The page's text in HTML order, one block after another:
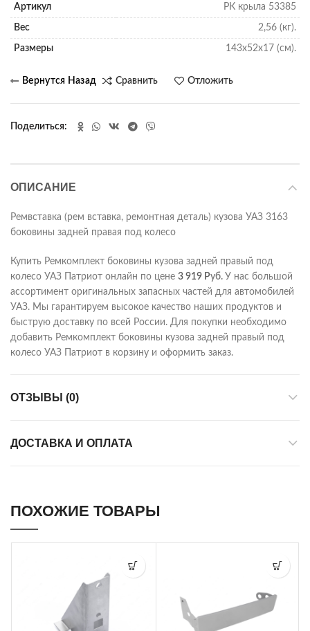
Артикул РК крыла 53385
Вес 2,56 (кг).
Размеры 143х52х17 (см).
Сравнить Отложить
Поделиться
ОПИСАНИЕ
Ремвставка (рем вставка, ремонтная деталь) кузова УАЗ 3163
боковины задней правая под колесо
Купить Ремкомплект боковины кузова задней правый под
колесо УАЗ Патриот онлайн по цене 3 919 Руб. У нас большой
ассортимент оригинальных запасных частей для автомобилей
УАЗ. Мы гарантируем высокое качество наших продуктов и
быструю доставку по всей России. Для покупки необходимо
добавить Ремкомплект боковины кузова задней правый под
колесо УАЗ Патриот в корзину и оформить заказ.
ОТЗЫВЫ (0)
ДОСТАВКА И ОПЛАТА
ПОХОЖИЕ ТОВАРЫ